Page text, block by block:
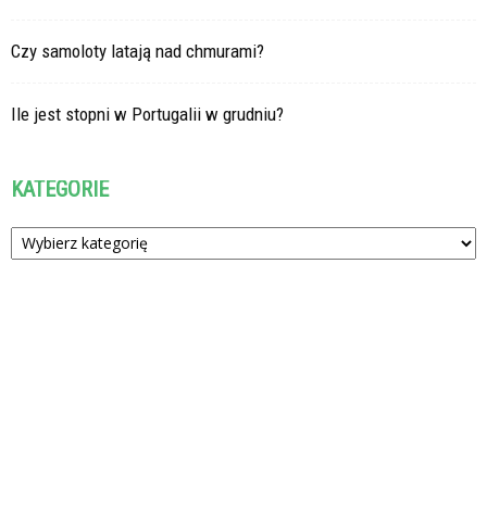
Czy samoloty latają nad chmurami?
Ile jest stopni w Portugalii w grudniu?
KATEGORIE
Kategorie